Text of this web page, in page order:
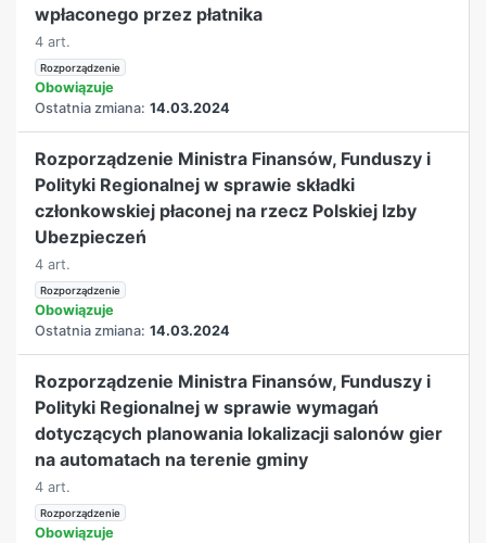
wpłaconego przez płatnika
4 art.
Rozporządzenie
Obowiązuje
Ostatnia zmiana: 14.03.2024
Rozporządzenie Ministra Finansów, Funduszy i
Polityki Regionalnej w sprawie składki
członkowskiej płaconej na rzecz Polskiej Izby
Ubezpieczeń
4 art.
Rozporządzenie
Obowiązuje
Ostatnia zmiana: 14.03.2024
Rozporządzenie Ministra Finansów, Funduszy i
Polityki Regionalnej w sprawie wymagań
dotyczących planowania lokalizacji salonów gier
na automatach na terenie gminy
4 art.
Rozporządzenie
Obowiązuje